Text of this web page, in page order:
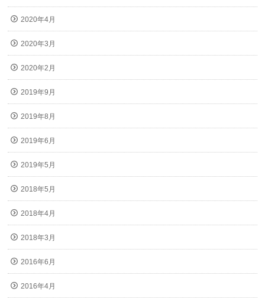
2020年4月
2020年3月
2020年2月
2019年9月
2019年8月
2019年6月
2019年5月
2018年5月
2018年4月
2018年3月
2016年6月
2016年4月